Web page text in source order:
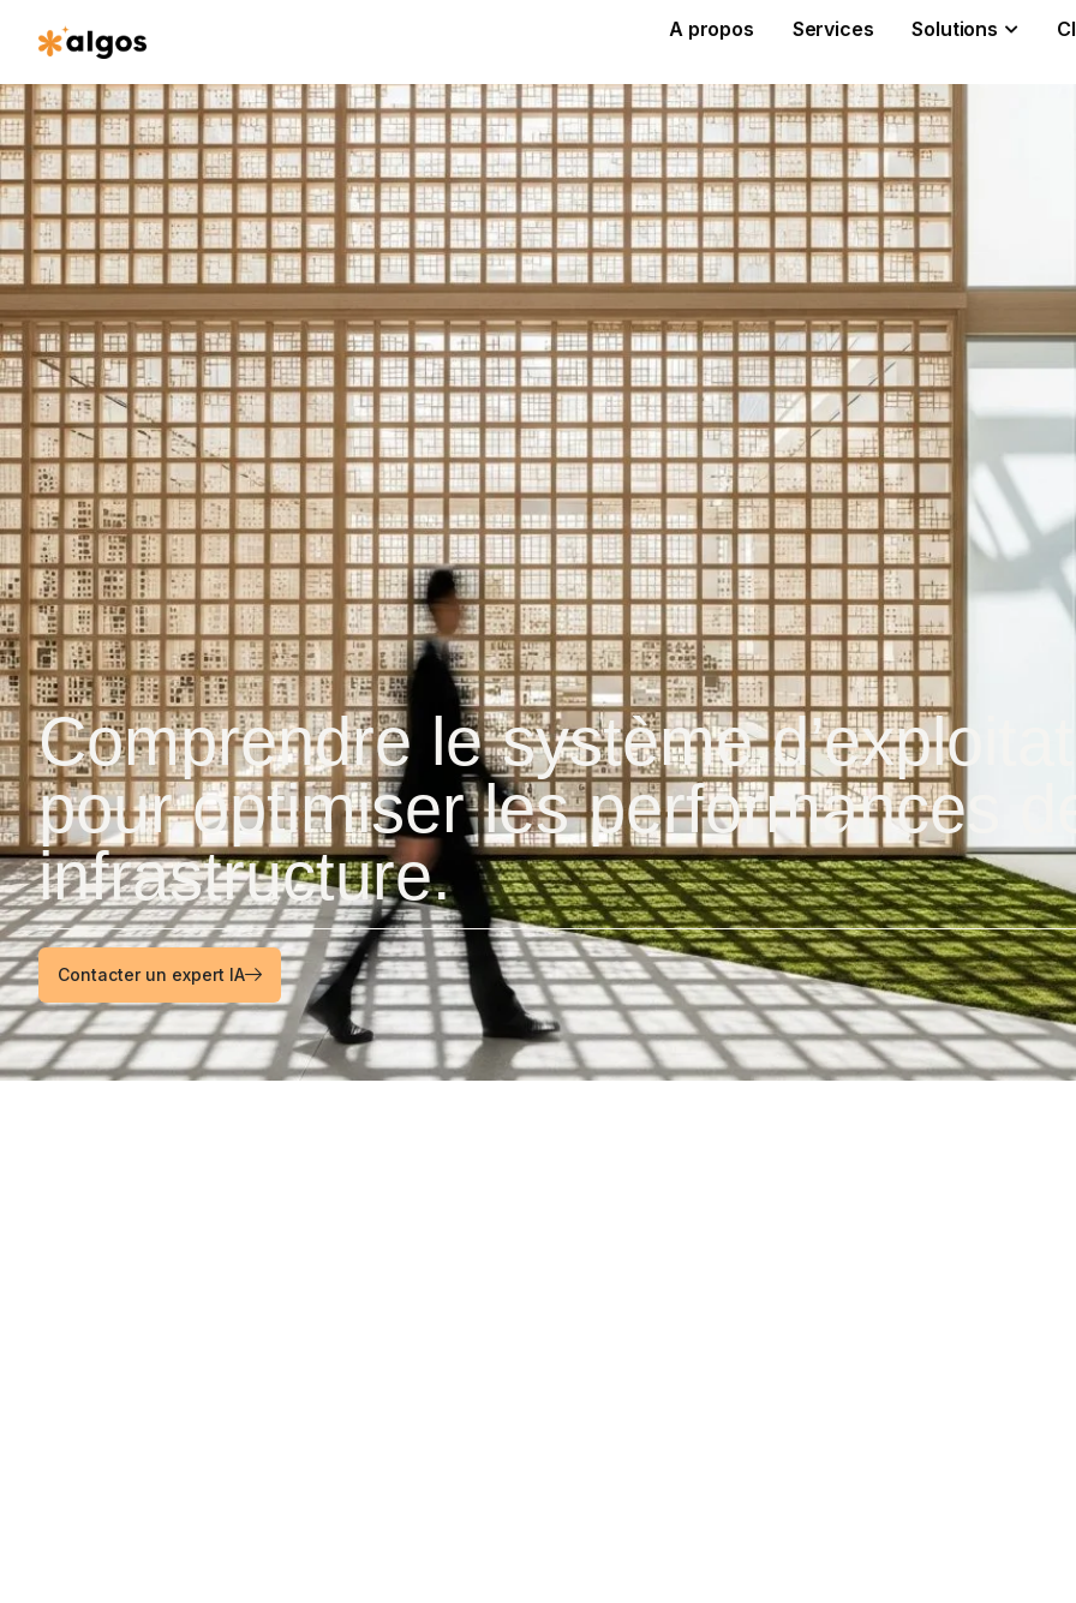
A propos Services Solutions
Comprendre le système
pour optimiser les performances
infrastructure.
Contacter un expert IA